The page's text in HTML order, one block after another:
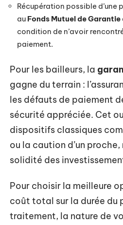
Récupération possible
au Fonds Mutuel de Garantie
condition de n’avoir
paiement.
Pour les bailleurs, la
gagne du terrain :
les défauts de paiement
sécurité appréciée. Cet
dispositifs classiques
ou la caution d’un
solidité des
Pour choisir la meilleure
coût total sur la durée du
traitement, la nature de